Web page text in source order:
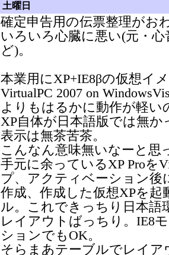
土曜日
確定申告用の伝票整理がお
いろいろ心臓に悪い(元・
ど)。
本業用にXP+IE8βの仮想イ
VirtualPC 2007 on
よりもはるかに動作が軽い
XP自体が日本語版では無
表示は無茶苦茶。
こんなん意味無いなーと思
手元に余っているXP Proを
プ、アクティベーション
作成、作成した仮想XPを
ル。これできっちり日本語
レイアウトばっちり。IE8
ションでもOK。
そらまあテーブルでレイ